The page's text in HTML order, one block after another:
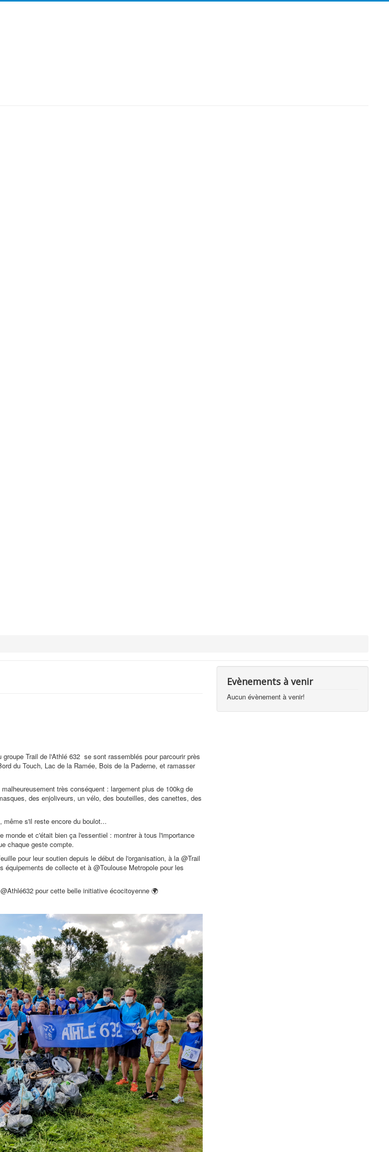
Trail de l'Athlé 632 se sont rassemblés pour parcourir près
du Touch, Lac de la Ramée, Bois de la Paderne, et ramasser
très conséquent : largement plus de 100kg de
des enjoliveurs, un vélo, des bouteilles, des canettes, des
même s'il reste encore du boulot...
monde et c'était bien ça l'essentiel : montrer à tous l'importance
chaque geste compte.
pour leur soutien depuis le début de l'organisation, à la @Trail
équipements de collecte et à @Toulouse Metropole pour les
pour cette belle initiative écocitoyenne 🌍
Evènements à venir
Aucun évènement à venir!